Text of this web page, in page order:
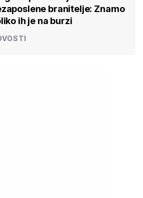
branitelje: Znamo
ih je na burzi